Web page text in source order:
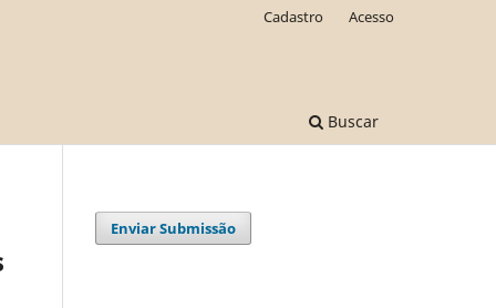
Buscar
Cadastro Acesso
Enviar Submissão